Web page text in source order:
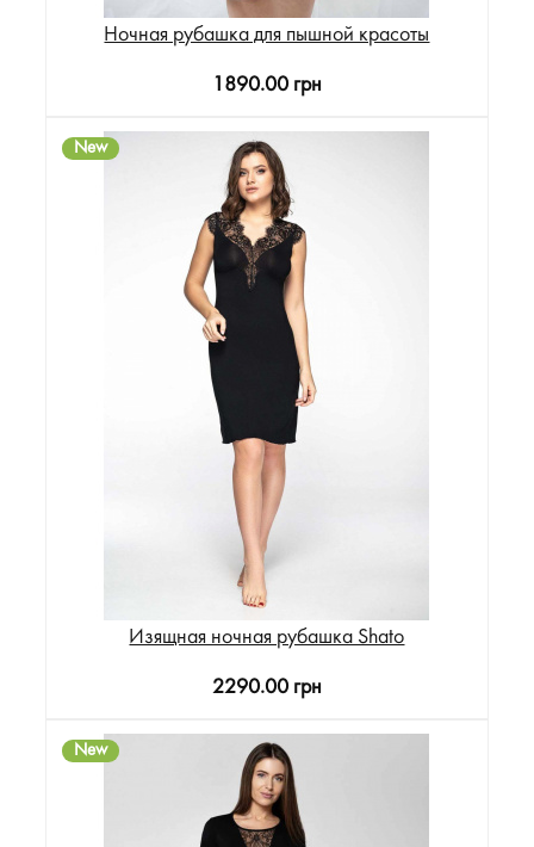
Ночная рубашка для пышной красоты
1890.00 грн
New
Изящная ночная рубашка Shato
2290.00 грн
New